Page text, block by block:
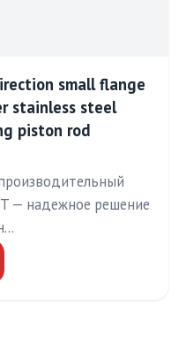
small flange
stainless steel
piston rod
— надежное решение